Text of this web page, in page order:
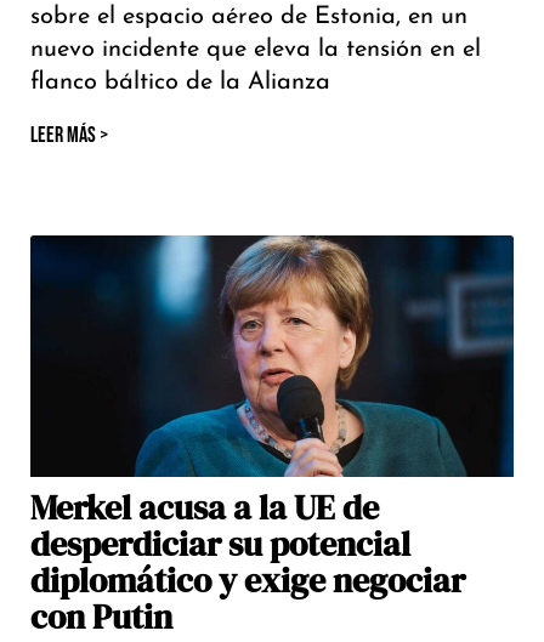
sobre el espacio aéreo de Estonia, en un
nuevo incidente que eleva la tensión en el
flanco báltico de la Alianza
LEER MÁS >
Merkel acusa a la UE de
desperdiciar su potencial
diplomático y exige negociar
con Putin